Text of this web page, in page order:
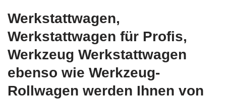
Werkstattwagen,
Werkstattwagen für Profis,
Werkzeug Werkstattwagen
ebenso wie Werkzeug-
Rollwagen werden Ihnen von